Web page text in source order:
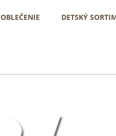
OBLEČENIE DETSKÝ